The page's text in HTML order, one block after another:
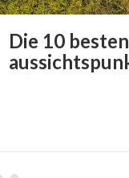
Die 10 besten